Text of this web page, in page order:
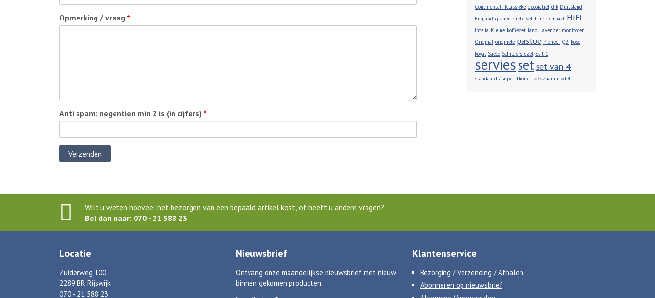
Opmerking / vraag *
Anti spam: negentien min 2 is (in cijfers) *
Continental - Klassieke decoratief dik Duitsland
England grenen grote set handgemaakt HiFi
Intelia Kleine koffiezet lang Lavender monitoren
Original originele pastoe Pioneer Q3 Rose
Royal Saeco Schilders ezel Seit 1
serviessetset van 4
standaards super Thonet zeldzaam model
Wilt u weten hoeveel het bezorgen van een bepaald artikel kost, of heeft u andere vragen?
Bel dan naar: 070 - 21 588 23
Locatie
Zuiderweg 100
2289 BR Rijswijk
070 - 21 588 23
Nieuwsbrief
Ontvang onze maandelijkse nieuwsbrief met nieuw
binnen gekomen producten.
Klantenservice
Bezorging / Verzending / Afhalen
Abonneren op nieuwsbrief